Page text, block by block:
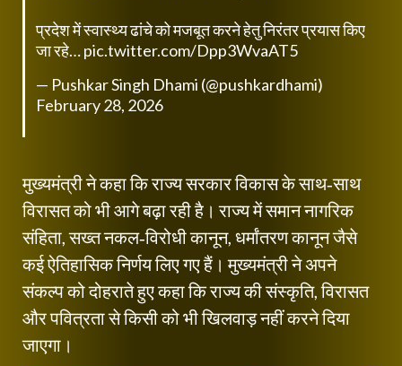
प्रदेश में स्वास्थ्य ढांचे को मजबूत करने हेतु निरंतर प्रयास किए
जा रहे…pic.twitter.com/Dpp3WvaAT5
— Pushkar Singh Dhami (@pushkardhami)
February 28, 2026
मुख्यमंत्री ने कहा कि राज्य सरकार विकास के साथ‑साथ
विरासत को भी आगे बढ़ा रही है। राज्य में समान नागरिक
संहिता, सख्त नकल‑विरोधी कानून, धर्मांतरण कानून जैसे
कई ऐतिहासिक निर्णय लिए गए हैं। मुख्यमंत्री ने अपने
संकल्प को दोहराते हुए कहा कि राज्य की संस्कृति, विरासत
और पवित्रता से किसी को भी खिलवाड़ नहीं करने दिया
जाएगा।